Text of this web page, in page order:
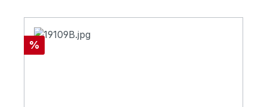
Rabatt
%